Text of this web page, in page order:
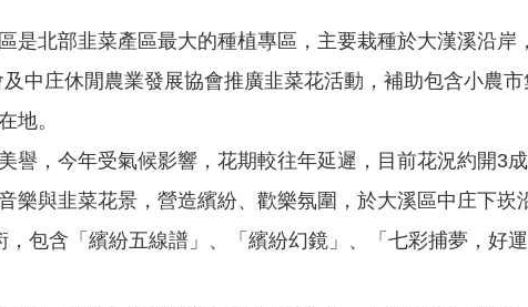
是北部韭菜產區最大的種植專區，主要栽種於大漢溪沿
中庄休閒農業發展協會推廣韭菜花活動，補助包含小農
地。
譽，今年受氣候影響，花期較往年延遲，目前花況約開
樂與韭菜花景，營造繽紛、歡樂氛圍，於大溪區中庄下
，包含「繽紛五線譜」、「繽紛幻鏡」、「七彩捕夢，